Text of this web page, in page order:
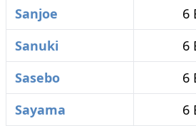
Sanjoe
6
Sanuki
6
Sasebo
6
Sayama
6